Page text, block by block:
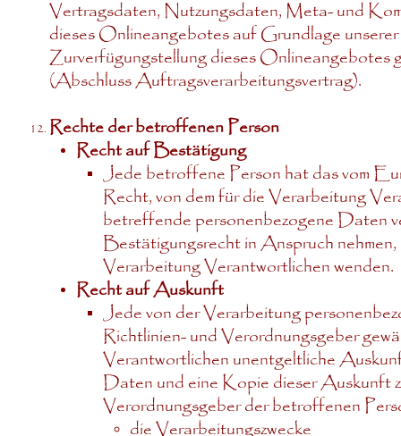
Vertragsdaten, Nutzungsdaten, Meta- und
dieses Onlineangebotes auf Grundlage
Zurverfügungstellung dieses
(Abschluss Auftragsverarbeitungsvertrag).
Rechte der betroffenen Person
Recht auf Bestätigung
Jede betroffene Person hat das vom
Recht, von dem für die Verarbeitung
betreffende personenbezogene Daten
Bestätigungsrecht in Anspruch
Verarbeitung Verantwortlichen wenden.
Recht auf Auskunft
Jede von der Verarbeitung
Richtlinien- und Verordnungsgeber
Verantwortlichen unentgeltliche
Daten und eine Kopie dieser Auskunft
Verordnungsgeber der betroffenen
die Verarbeitungszwecke